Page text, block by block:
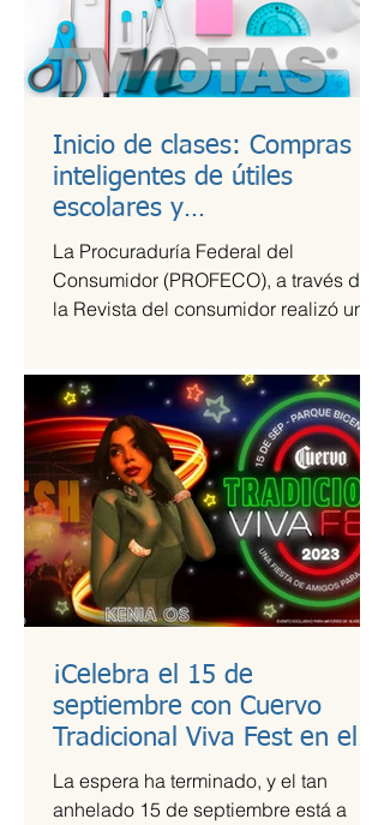
Inicio de clases: Compras
inteligentes de útiles
escolares y
recomendaciones para la
lonchera
La Procuraduría Federal del
Consumidor (PROFECO), a través de
la Revista del consumidor realizó un
¡Celebra el 15 de
septiembre con Cuervo
Tradicional Viva Fest en el
Parque Bicentenario!
La espera ha terminado, y el tan
anhelado 15 de septiembre está a